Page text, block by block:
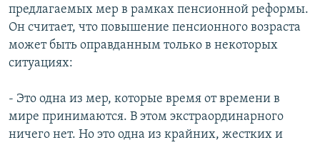
предлагаемых мер в рамках пенсионной реформы.
Он считает, что повышение пенсионного возраста
может быть оправданным только в некоторых
ситуациях:
- Это одна из мер, которые время от времени в
мире принимаются. В этом экстраординарного
ничего нет. Но это одна из крайних, жестких и